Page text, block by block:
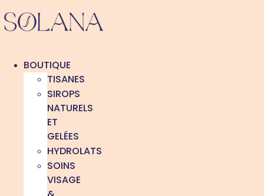
au
contenu
BOUTIQUE
TISANES
SIROPS
NATURELS
ET
GELÉES
HYDROLATS
SOINS
VISAGE